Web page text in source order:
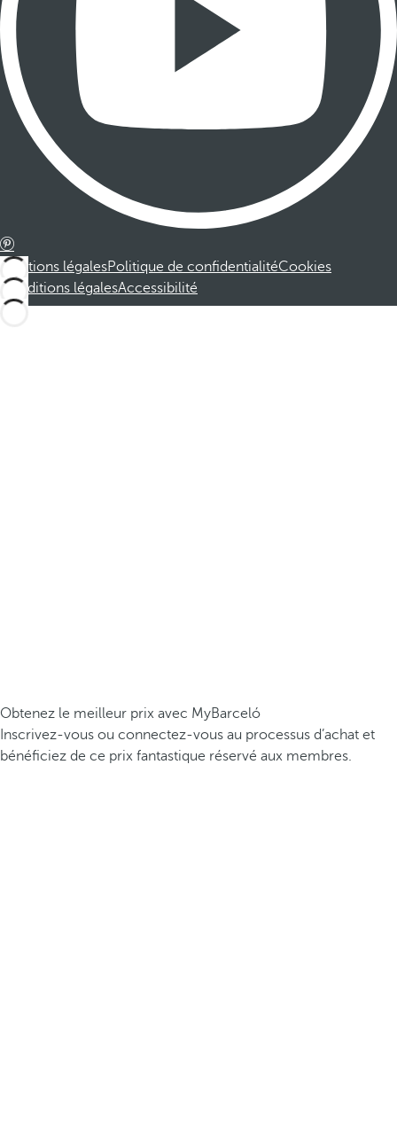
Mentions légalesPolitique de confidentialitéCookies
Conditions légalesAccessibilité
Obtenez le meilleur prix avec MyBarceló
Inscrivez-vous ou connectez-vous au processus d’achat et
bénéficiez de ce prix fantastique réservé aux membres.